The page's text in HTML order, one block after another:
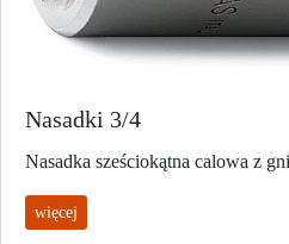
Nasadki 3/4
Nasadka sześciokątna calowa z
więcej